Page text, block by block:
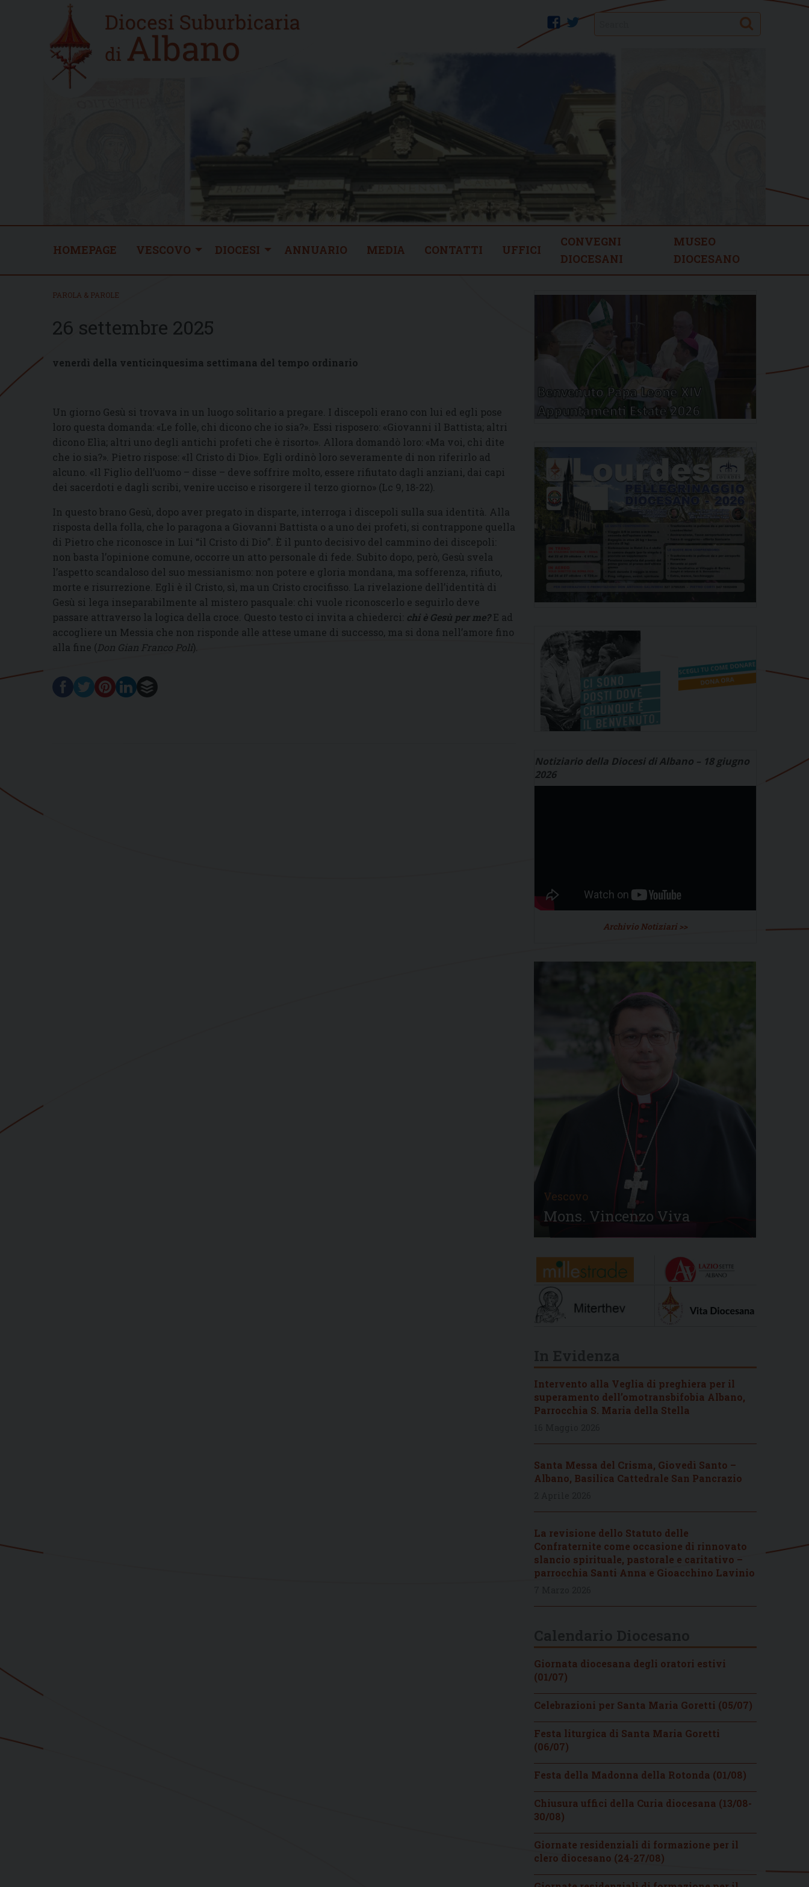
Home
new
twitter
facebook Search
HOMEPAGE VESCOVO DIOCESI ANNUARIO MEDIA CONTATTI UFFICI
CONVEGNI
DIOCESANI
MUSEO
DIOCESANO
PAROLA & PAROLE
26 settembre 2025
venerdì della venticinquesima settimana del tempo ordinario
Un giorno Gesù si trovava in un luogo solitario a pregare. I discepoli erano con lui ed egli pose
loro questa domanda: «Le folle, chi dicono che io sia?». Essi risposero: «Giovanni il Battista; altri
dicono Elìa; altri uno degli antichi profeti che è risorto». Allora domandò loro: «Ma voi, chi dite
che io sia?». Pietro rispose: «Il Cristo di Dio». Egli ordinò loro severamente di non riferirlo ad
alcuno. «Il Figlio dell’uomo – disse – deve soffrire molto, essere rifiutato dagli anziani, dai capi
dei sacerdoti e dagli scribi, venire ucciso e risorgere il terzo giorno» (Lc 9, 18-22).
In questo brano Gesù, dopo aver pregato in disparte, interroga i discepoli sulla sua identità. Alla
risposta della folla, che lo paragona a Giovanni Battista o a uno dei profeti, si contrappone quella
di Pietro che riconosce in Lui “il Cristo di Dio”. È il punto decisivo del cammino dei discepoli:
non basta l’opinione comune, occorre un atto personale di fede. Subito dopo, però, Gesù svela
l’aspetto scandaloso del suo messianismo: non potere e gloria mondana, ma sofferenza, rifiuto,
morte e risurrezione. Egli è il Cristo, sì, ma un Cristo crocifisso. La rivelazione dell’identità di
Gesù si lega inseparabilmente al mistero pasquale: chi vuole riconoscerlo e seguirlo deve
passare attraverso la logica della croce. Questo testo ci invita a chiederci: chi è Gesù per me?E ad
accogliere un Messia che non risponde alle attese umane di successo, ma si dona nell’amore fino
alla fine (Don Gian Franco Poli).
Notiziario della Diocesi di Albano – 18 giugno
2026
Archivio Notiziari >>
Vescovo
Mons. Vincenzo Viva
Intervento alla Veglia di preghiera per il
superamento dell’omotransbifobia Albano,
Parrocchia S. Maria della Stella
Santa Messa del Crisma, Giovedì Santo –
Albano, Basilica Cattedrale San Pancrazio
La revisione dello Statuto delle
Confraternite come occasione di rinnovato
slancio spirituale, pastorale e caritativo –
parrocchia Santi Anna e Gioacchino Lavinio
Giornata diocesana degli oratori estivi
(01/07)
Celebrazioni per Santa Maria Goretti (05/07)
Festa liturgica di Santa Maria Goretti
(06/07)
Festa della Madonna della Rotonda (01/08)
Chiusura uffici della Curia diocesana (13/08-
30/08)
Giornate residenziali di formazione per il
clero diocesano (24-27/08)